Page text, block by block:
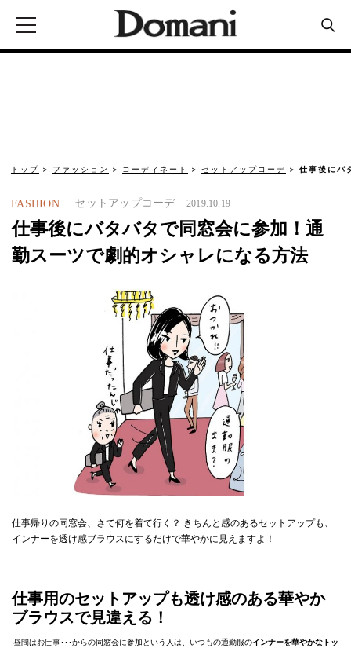
トップ ファッション コーディネート セットアップコーデ 仕事後にバ
FASHION セットアップコーデ 2019.10.19
仕事後にバタバタで同窓会に参加！通
勤スーツで劇的オシャレになる方法
仕事帰りの同窓会、さて何を着て行く？ きちんと感のあるセットアップも、
インナーを透け感ブラウスにするだけで華やかに見えますよ！
仕事用のセットアップも透け感のある華やか
ブラウスで見違える！
昼間はお仕事･･･からの同窓会に参加という人は、いつもの通勤服のインナーを華やかなトッ